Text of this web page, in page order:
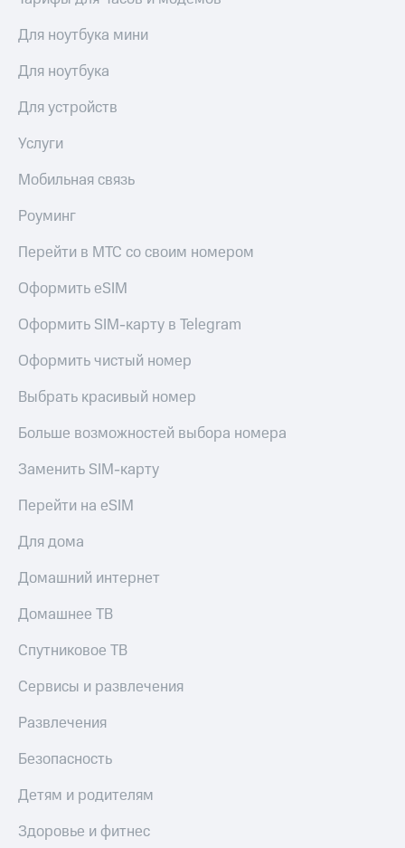
Для ноутбука мини
Для ноутбука
Для устройств
Услуги
Мобильная связь
Роуминг
Перейти в МТС со своим номером
Оформить eSIM
Оформить SIM-карту в Telegram
Оформить чистый номер
Выбрать красивый номер
Больше возможностей выбора номера
Заменить SIM-карту
Перейти на eSIM
Для дома
Домашний интернет
Домашнее ТВ
Спутниковое ТВ
Сервисы и развлечения
Развлечения
Безопасность
Детям и родителям
Здоровье и фитнес